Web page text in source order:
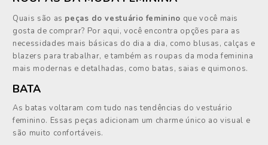
Quais são as peças do vestuário feminino que você mais
gosta de comprar? Por aqui, você encontra opções para as
necessidades mais básicas do dia a dia, como blusas, calças e
blazers para trabalhar, e também as roupas da moda feminina
mais modernas e detalhadas, como batas, saias e quimonos.
BATA
As batas voltaram com tudo nas tendências do vestuário
feminino. Essas peças adicionam um charme único ao visual e
são muito confortáveis.